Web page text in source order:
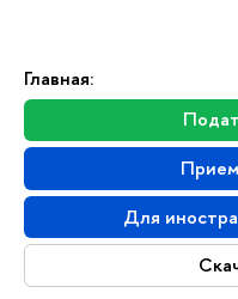
Главная:
Для